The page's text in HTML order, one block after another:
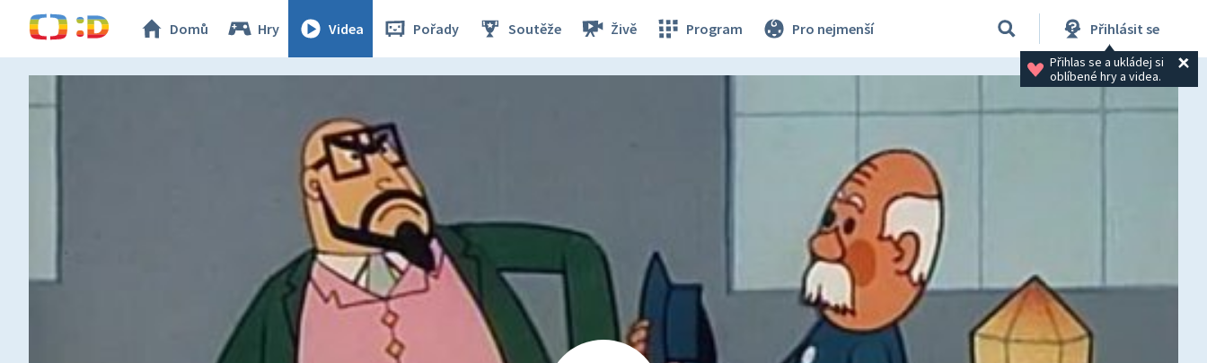
Domů Hry Videa Pořady Soutěže Živě Program Pro nejmenší Přihlásit se
Přihlas se a ukládej si
oblíbené hry a videa.